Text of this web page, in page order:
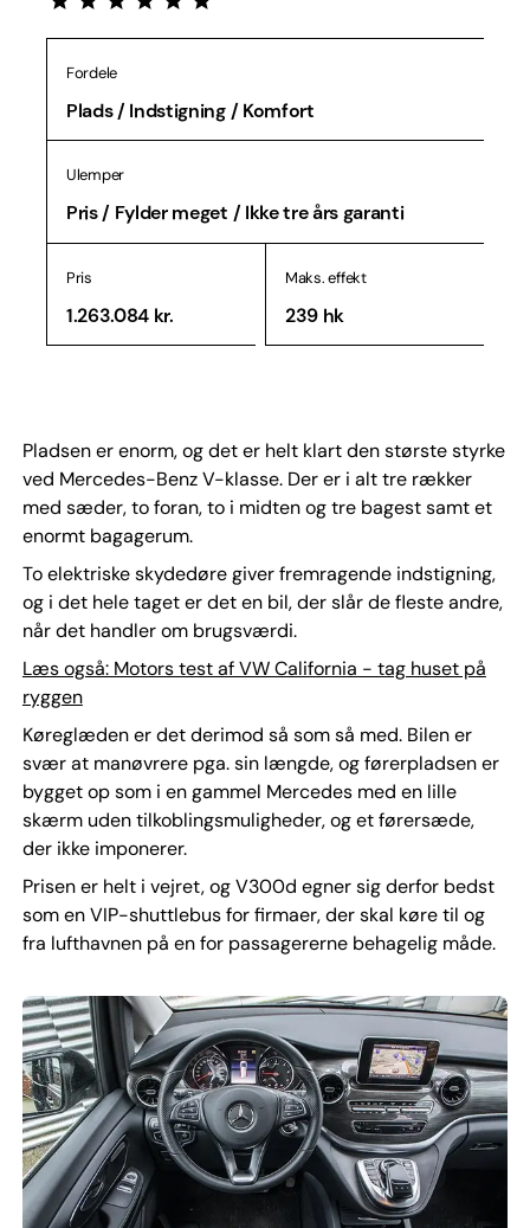
Fordele
Plads / Indstigning / Komfort
Ulemper
Pris / Fylder meget / Ikke tre års garanti
Pris
1.263.084 kr.
Maks. effekt
239 hk
Pladsen er enorm, og det er helt klart den største styrke
ved Mercedes-Benz V-klasse. Der er i alt tre rækker
med sæder, to foran, to i midten og tre bagest samt et
enormt bagagerum.
To elektriske skydedøre giver fremragende indstigning,
og i det hele taget er det en bil, der slår de fleste andre,
når det handler om brugsværdi.
Læs også: Motors test af VW California - tag huset på
ryggen
Køreglæden er det derimod så som så med. Bilen er
svær at manøvrere pga. sin længde, og førerpladsen er
bygget op som i en gammel Mercedes med en lille
skærm uden tilkoblingsmuligheder, og et førersæde,
der ikke imponerer.
Prisen er helt i vejret, og V300d egner sig derfor bedst
som en VIP-shuttlebus for firmaer, der skal køre til og
fra lufthavnen på en for passagererne behagelig måde.